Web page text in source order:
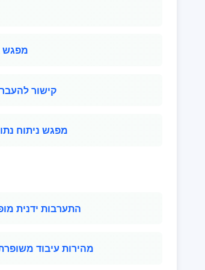
מפגש
קישור
מפגש ניתוח
התערבות ידנית
מהירות עיבוד